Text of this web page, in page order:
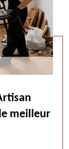
meilleur